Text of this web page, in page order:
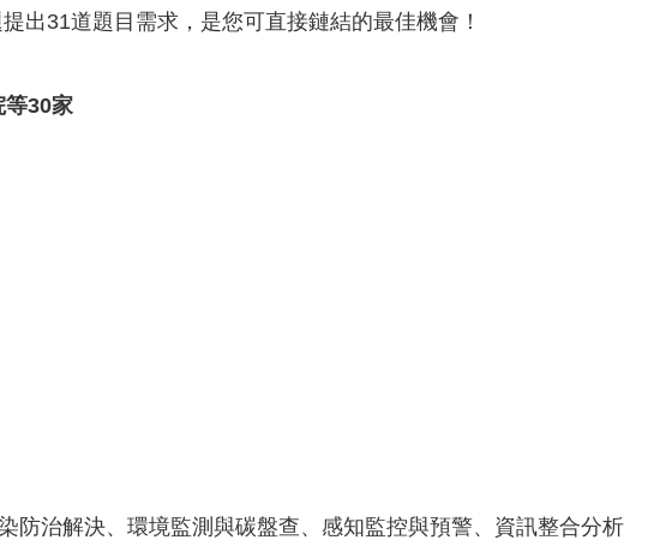
出31道題目需求，是您可直接鏈結的最佳機會！
等30家
防治解決、環境監測與碳盤查、感知監控與預警、資訊整合分析